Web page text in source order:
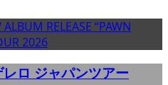
ロ ジャパンツアー